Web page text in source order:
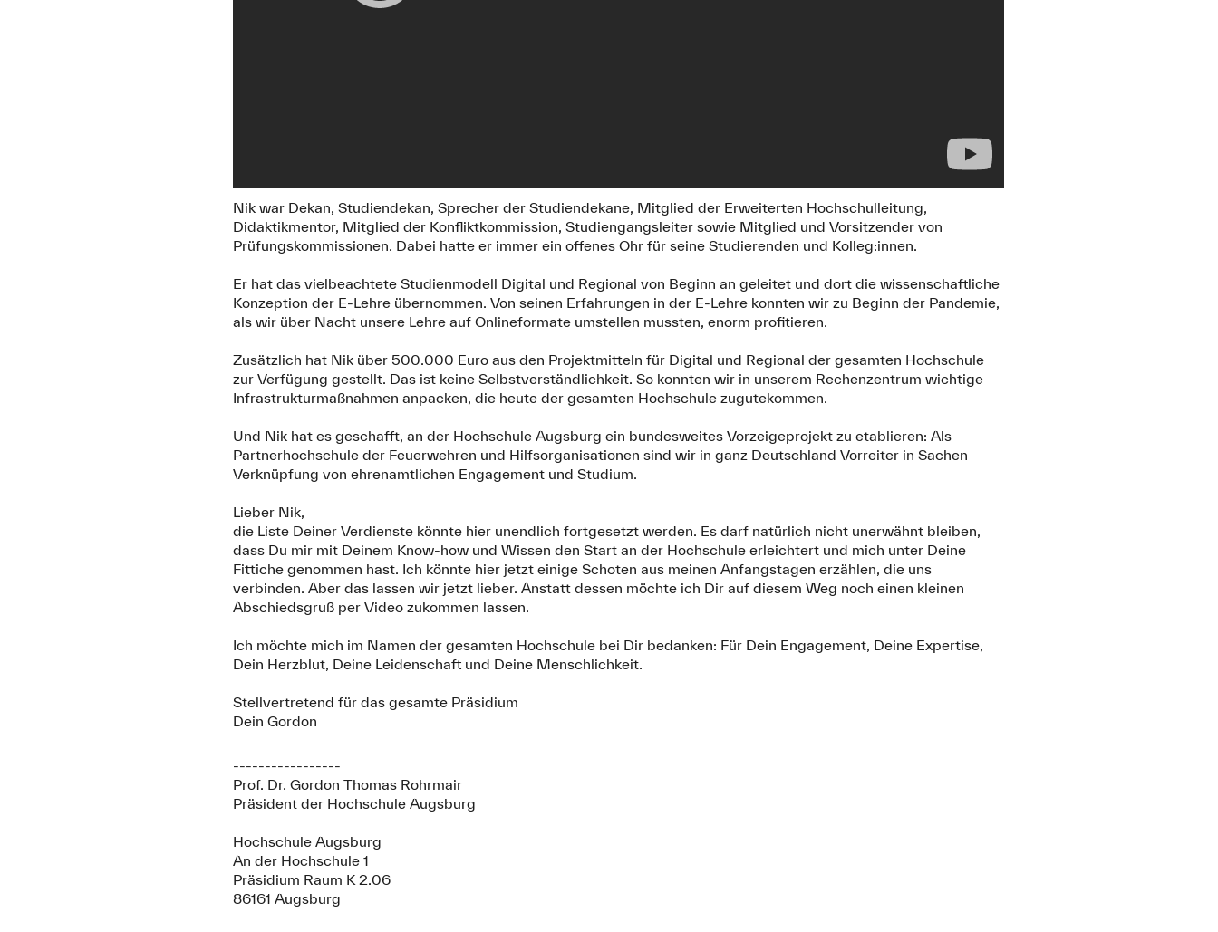
Nik war Dekan, Studiendekan, Sprecher der Studiendekane, Mitglied der Erweiterten Hochschulleitung,
Didaktikmentor, Mitglied der Konfliktkommission, Studiengangsleiter sowie Mitglied und Vorsitzender von
Prüfungskommissionen. Dabei hatte er immer ein offenes Ohr für seine Studierenden und Kolleg:innen.
Er hat das vielbeachtete Studienmodell Digital und Regional von Beginn an geleitet und dort die wissenschaftliche
Konzeption der E-Lehre übernommen. Von seinen Erfahrungen in der E-Lehre konnten wir zu Beginn der Pandemie,
als wir über Nacht unsere Lehre auf Onlineformate umstellen mussten, enorm profitieren.
Zusätzlich hat Nik über 500.000 Euro aus den Projektmitteln für Digital und Regional der gesamten Hochschule
zur Verfügung gestellt. Das ist keine Selbstverständlichkeit. So konnten wir in unserem Rechenzentrum wichtige
Infrastrukturmaßnahmen anpacken, die heute der gesamten Hochschule zugutekommen.
Und Nik hat es geschafft, an der Hochschule Augsburg ein bundesweites Vorzeigeprojekt zu etablieren: Als
Partnerhochschule der Feuerwehren und Hilfsorganisationen sind wir in ganz Deutschland Vorreiter in Sachen
Verknüpfung von ehrenamtlichen Engagement und Studium.
Lieber Nik,
die Liste Deiner Verdienste könnte hier unendlich fortgesetzt werden. Es darf natürlich nicht unerwähnt bleiben,
dass Du mir mit Deinem Know-how und Wissen den Start an der Hochschule erleichtert und mich unter Deine
Fittiche genommen hast. Ich könnte hier jetzt einige Schoten aus meinen Anfangstagen erzählen, die uns
verbinden. Aber das lassen wir jetzt lieber. Anstatt dessen möchte ich Dir auf diesem Weg noch einen kleinen
Abschiedsgruß per Video zukommen lassen.
Ich möchte mich im Namen der gesamten Hochschule bei Dir bedanken: Für Dein Engagement, Deine Expertise,
Dein Herzblut, Deine Leidenschaft und Deine Menschlichkeit.
Stellvertretend für das gesamte Präsidium
Dein Gordon
-----------------
Prof. Dr. Gordon Thomas Rohrmair
Präsident der Hochschule Augsburg
Hochschule Augsburg
An der Hochschule 1
Präsidium Raum K 2.06
86161 Augsburg